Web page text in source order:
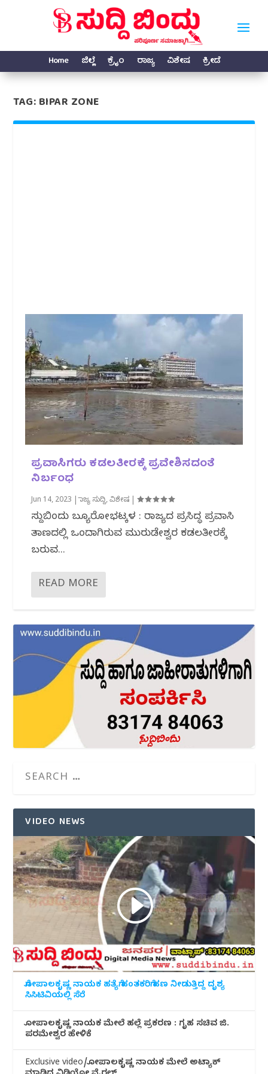
Home ಜಿಲ್ಲೆ ಕ್ರೈಂ ರಾಜ್ಯ ವಿಶೇಷ ಕ್ರೀಡೆ
TAG:BIPAR ZONE
ಪ್ರವಾಸಿಗರು ಕಡಲತೀರಕ್ಕೆ ಪ್ರವೇಶಿಸದಂತೆ
ನಿರ್ಬಂಧ
Jun 14, 2023 |ರಾಜ್ಯ ಸುದ್ದಿ,ವಿಶೇಷ |
ಸುದ್ದಿಬಿಂದು ಬ್ಯೂರೋಭಟ್ಕಳ : ರಾಜ್ಯದ ಪ್ರಸಿದ್ಧ ಪ್ರವಾಸಿ
ತಾಣದಲ್ಲಿ ಒಂದಾಗಿರುವ ಮುರುಡೇಶ್ವರ ಕಡಲತೀರಕ್ಕೆ
ಬರುವ...
READ MORE
VIDEO NEWS
ಗೋಪಾಲಕೃಷ್ಣ ನಾಯಕ ಹತ್ಯೆಗೆ ಹಂತಕರಿಗೆ ಹಣ ನೀಡುತ್ತಿದ್ದ ದೃಶ್ಯ
ಸಿಸಿಟಿವಿಯಲ್ಲಿ ಸೆರೆ
ಗೋಪಾಲಕೃಷ್ಣ ನಾಯಕ ಮೇಲೆ ಹಲ್ಲೆ ಪ್ರಕರಣ : ಗೃಹ ಸಚಿವ ಜಿ.
ಪರಮೇಶ್ವರ ಹೇಳಿಕೆ
Exclusive video/ಗೋಪಾಲಕೃಷ್ಣ ನಾಯಕ ಮೇಲೆ ಅಟ್ಯಾಕ್